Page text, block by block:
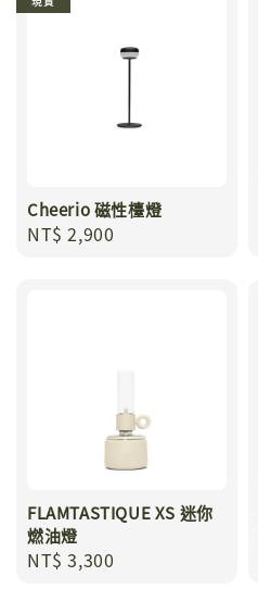
Cheerio 磁性檯燈
Regular
NT$ 2,900
FLAMTASTIQUE XS 迷你
燃油燈
Regular
NT$ 3,300